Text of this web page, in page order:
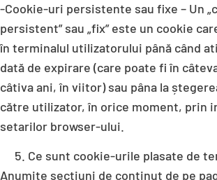
-Cookie-uri persistente sau fixe – Un
persistent” sau „fix” este un cookie
în terminalul utilizatorului până când
dată de expirare (care poate fi în
câtiva ani, în viitor) sau pâna la
către utilizator, în orice moment, prin
setarilor browser-ului.
Ce sunt cookie-urile plasate de
Anumite secțiuni de conținut de pe